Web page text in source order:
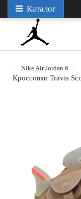
Каталог
Nike Air Jordan 6
Кроссовки Travis